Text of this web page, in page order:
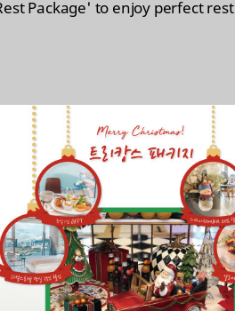
Package' to enjoy perfect rest